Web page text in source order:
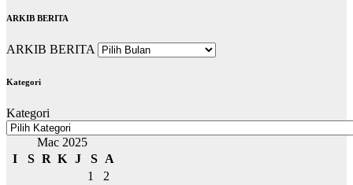
ARKIB BERITA
ARKIB BERITA
Kategori
Kategori
Mac 2025
I
S R K J S
A
1
2